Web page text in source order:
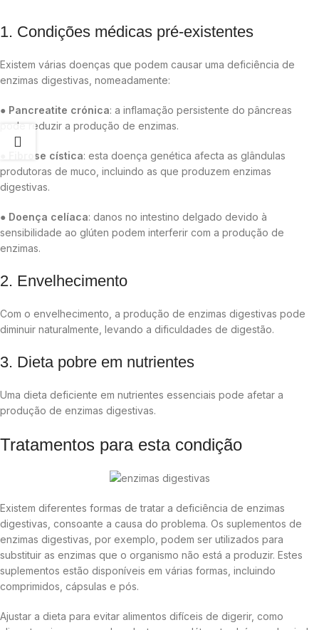
1. Condições médicas pré-existentes
Existem várias doenças que podem causar uma deficiência de
enzimas digestivas, nomeadamente:
● Pancreatite crónica: a inflamação persistente do pâncreas
pode reduzir a produção de enzimas.
Fibrose cística: esta doença genética afecta as glândulas
produtoras de muco, incluindo as que produzem enzimas
digestivas.
● Doença celíaca: danos no intestino delgado devido à
sensibilidade ao glúten podem interferir com a produção de
enzimas.
2. Envelhecimento
Com o envelhecimento, a produção de enzimas digestivas pode
diminuir naturalmente, levando a dificuldades de digestão.
3. Dieta pobre em nutrientes
Uma dieta deficiente em nutrientes essenciais pode afetar a
produção de enzimas digestivas.
Tratamentos para esta condição
Existem diferentes formas de tratar a deficiência de enzimas
digestivas, consoante a causa do problema. Os suplementos de
enzimas digestivas, por exemplo, podem ser utilizados para
substituir as enzimas que o organismo não está a produzir. Estes
suplementos estão disponíveis em várias formas, incluindo
comprimidos, cápsulas e pós.
Ajustar a dieta para evitar alimentos difíceis de digerir, como